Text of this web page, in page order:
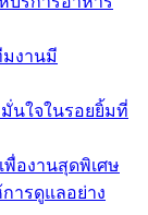
มงานมี
นใจในรอยยิ้มที่
องานสุดพิเศษ
ารดูแลอย่าง